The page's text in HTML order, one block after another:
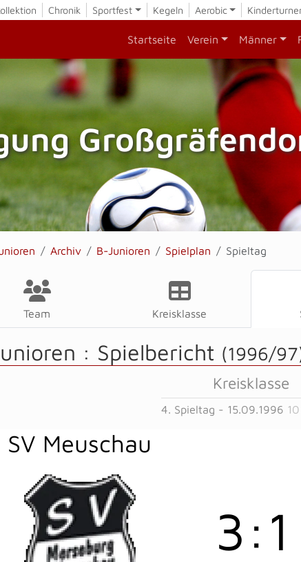
Chronik Sportfest Kegeln Aerobic
Startseite Verein Männer
Archiv B-Junioren Spielplan Spieltag
Team Kreisklasse
: Spielbericht (1996/
Kreisklasse
4. Spieltag - 15.09.1996
SV Meuschau
3 : 1